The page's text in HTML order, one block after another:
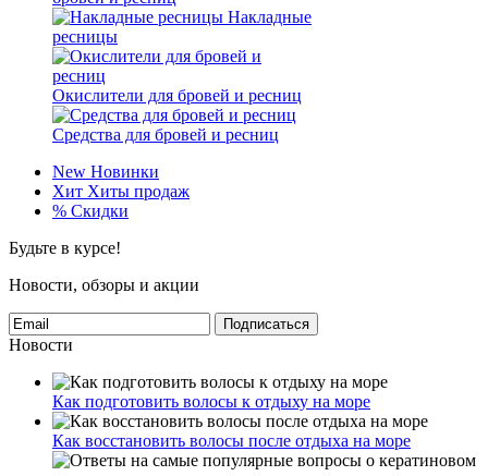
Накладные
ресницы
Окислители для бровей и ресниц
Средства для бровей и ресниц
New Новинки
Хит Хиты продаж
% Скидки
Будьте в курсе!
Новости, обзоры и акции
Подписаться
Новости
Как подготовить волосы к отдыху на море
Как восстановить волосы после отдыха на море